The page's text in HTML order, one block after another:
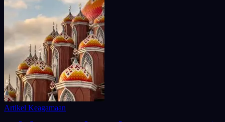
Artikel Keagamaan